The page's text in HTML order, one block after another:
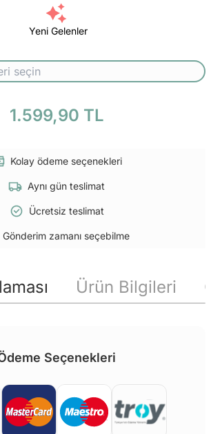
Yeni Gelenler
1.599,90 TL
Kolay ödeme seçenekleri
Aynı gün teslimat
Ücretsiz teslimat
Gönderim zamanı seçebilme
Ürün Bilgileri
Seçenekleri